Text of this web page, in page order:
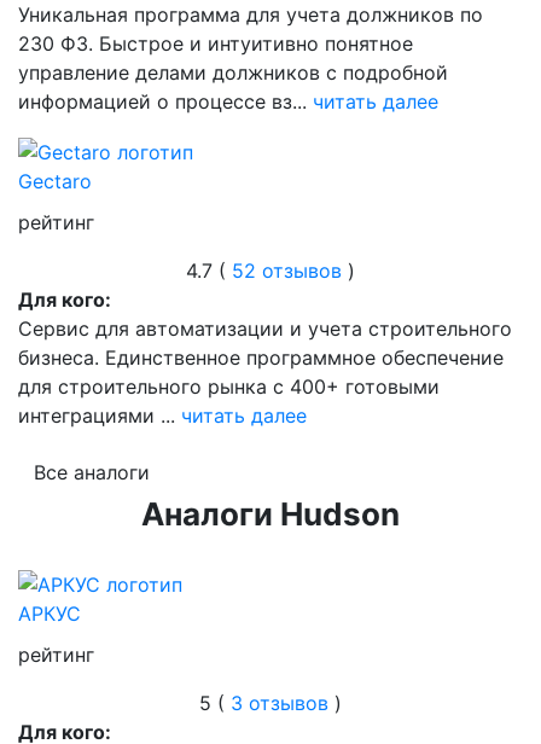
Уникальная программа для учета должников по
230 ФЗ. Быстрое и интуитивно понятное
управление делами должников с подробной
информацией о процессе вз... читать далее
Gectaro
рейтинг
4.7 ( 52 отзывов )
Для кого:
Сервис для автоматизации и учета строительного
бизнеса. Единственное программное обеспечение
для строительного рынка с 400+ готовыми
интеграциями ... читать далее
Все аналоги
Аналоги Hudson
АРКУС
рейтинг
5 ( 3 отзывов )
Для кого: